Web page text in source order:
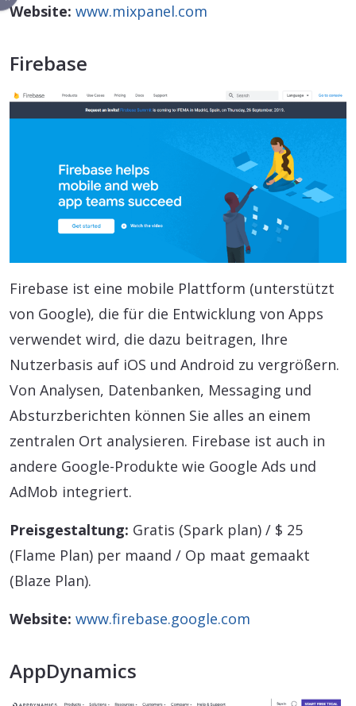
Website: www.mixpanel.com
Firebase
Firebase ist eine mobile Plattform (unterstützt
von Google), die für die Entwicklung von Apps
verwendet wird, die dazu beitragen, Ihre
Nutzerbasis auf iOS und Android zu vergrößern.
Von Analysen, Datenbanken, Messaging und
Absturzberichten können Sie alles an einem
zentralen Ort analysieren. Firebase ist auch in
andere Google-Produkte wie Google Ads und
AdMob integriert.
Preisgestaltung: Gratis (Spark plan) / $ 25
(Flame Plan) per maand / Op maat gemaakt
(Blaze Plan).
Website: www.firebase.google.com
AppDynamics